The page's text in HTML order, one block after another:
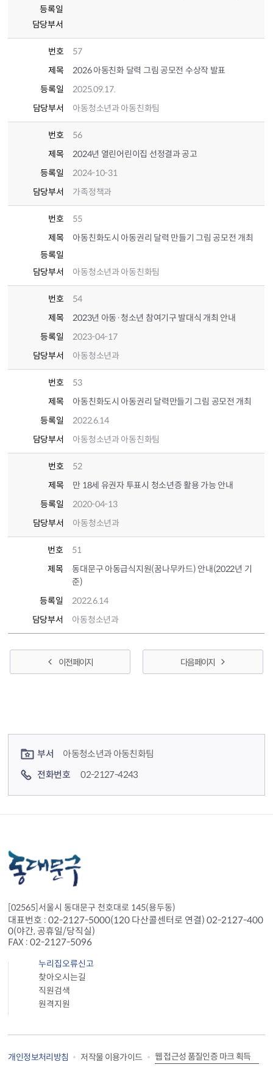
등록일
담당부서
번호
57
제목
2026 아동친화 달력 그림 공모전 수상작 발표
등록일
2025.09.17.
담당부서
아동청소년과 아동친화팀
번호
56
제목
2024년 열린어린이집 선정결과 공고
등록일
2024-10-31
담당부서
가족정책과
번호
55
제목
아동친화도시 아동권리 달력 만들기 그림 공모전 개최
등록일
담당부서
아동청소년과 아동친화팀
번호
54
제목
2023년 아동·청소년 참여기구 발대식 개최 안내
등록일
2023-04-17
담당부서
아동청소년과
번호
53
제목
아동친화도시 아동권리 달력만들기 그림 공모전 개최
등록일
2022.6.14
담당부서
아동청소년과 아동친화팀
번호
52
제목
만 18세 유권자 투표시 청소년증 활용 가능 안내
등록일
2020-04-13
담당부서
아동청소년과
번호
51
제목
동대문구 아동급식지원(꿈나무카드) 안내(2022년 기
준)
등록일
2022.6.14
담당부서
아동청소년과
이전 페이지 다음 페이지
부서
아동청소년과 아동친화팀
전화번호
02-2127-4243
[02565]서울시 동대문구 천호대로 145(용두동)
대표번호 : 02-2127-5000(120 다산콜센터로 연결) 02-2127-400
0(야간, 공휴일/당직실)
FAX : 02-2127-5096
누리집오류신고
찾아오시는길
직원검색
원격지원
개인정보처리방침 저작물 이용가이드 웹 접근성 품질인증 마크 획득